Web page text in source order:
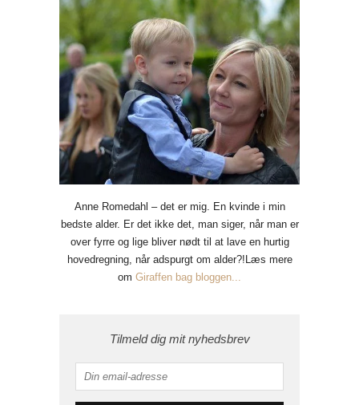
Anne Romedahl – det er mig. En kvinde i min
bedste alder. Er det ikke det, man siger, når man er
over fyrre og lige bliver nødt til at lave en hurtig
hovedregning, når adspurgt om alder?!Læs mere
om Giraffen bag bloggen...
Tilmeld dig mit nyhedsbrev